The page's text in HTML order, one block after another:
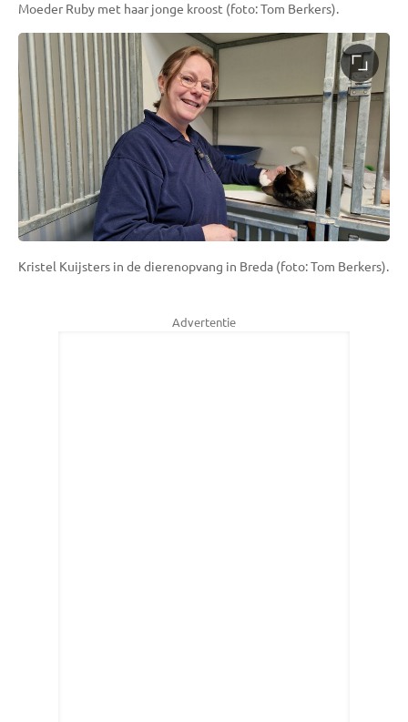
Moeder Ruby met haar jonge kroost (foto: Tom Berkers).
Kristel Kuijsters in de dierenopvang in Breda (foto: Tom Berkers).
Advertentie